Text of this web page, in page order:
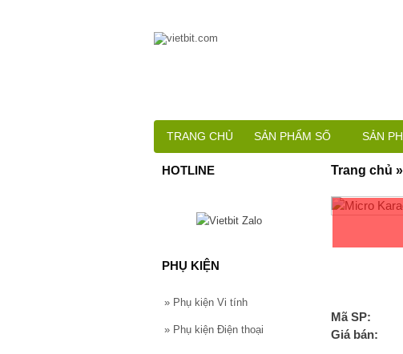
Mã SP:
Giá bán:
Trang chủ »
HOTLINE
PHỤ KIỆN
» Phụ kiện Vi tính
» Phụ kiện Điện thoại
TRANG CHỦ SẢN PHẨM SỐ SẢN